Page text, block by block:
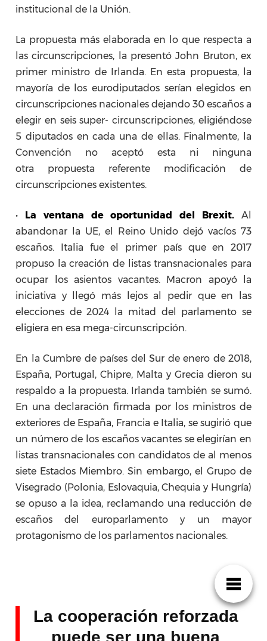
institucional de la Unión.
La propuesta más elaborada en lo que respecta a
las circunscripciones, la presentó John Bruton, ex
primer ministro de Irlanda. En esta propuesta, la
mayoría de los eurodiputados serían elegidos en
circunscripciones nacionales dejando 30 escaños a
elegir en seis super- circunscripciones, eligiéndose
5 diputados en cada una de ellas. Finalmente, la
Convención no aceptó esta ni ninguna
otra propuesta referente modificación de
circunscripciones existentes.
• La ventana de oportunidad del Brexit. Al
abandonar la UE, el Reino Unido dejó vacíos 73
escaños. Italia fue el primer país que en 2017
propuso la creación de listas transnacionales para
ocupar los asientos vacantes. Macron apoyó la
iniciativa y llegó más lejos al pedir que en las
elecciones de 2024 la mitad del parlamento se
eligiera en esa mega-circunscripción.
En la Cumbre de países del Sur de enero de 2018,
España, Portugal, Chipre, Malta y Grecia dieron su
respaldo a la propuesta. Irlanda también se sumó.
En una declaración firmada por los ministros de
exteriores de España, Francia e Italia, se sugirió que
un número de los escaños vacantes se elegirían en
listas transnacionales con candidatos de al menos
siete Estados Miembro. Sin embargo, el Grupo de
Visegrado (Polonia, Eslovaquia, Chequia y Hungría)
se opuso a la idea, reclamando una reducción de
escaños del europarlamento y un mayor
protagonismo de los parlamentos nacionales.
La cooperación reforzada
puede ser una buena